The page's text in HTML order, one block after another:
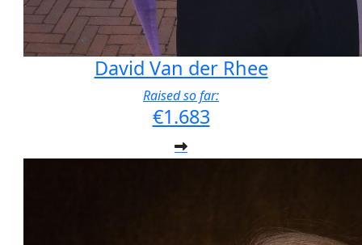
David Van der Rhee
Raised so far:
€1.683